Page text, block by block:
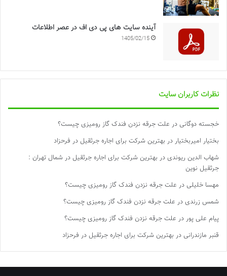
آینده سایت های پی دی اف در عصر اطلاعات
1405/02/15
نظرات کاربران سایت
خجسته دوگانی در علت جرقه نزدن فندک گاز رومیزی چیست؟
بختیار امیربختیار در بهترین شرکت برای اجاره جرثقیل در فرحزاد
شهاب الدین ریوندی در بهترین شرکت برای اجاره جرثقیل در شمال تهران :
جرثقیل نوین
مهسا خلیلی در علت جرقه نزدن فندک گاز رومیزی چیست؟
شمس زرندی در علت جرقه نزدن فندک گاز رومیزی چیست؟
پیام علی پور در علت جرقه نزدن فندک گاز رومیزی چیست؟
قنبر مازندرانی در بهترین شرکت برای اجاره جرثقیل در فرحزاد